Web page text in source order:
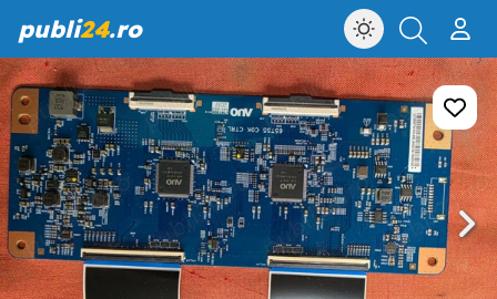
publi24.ro